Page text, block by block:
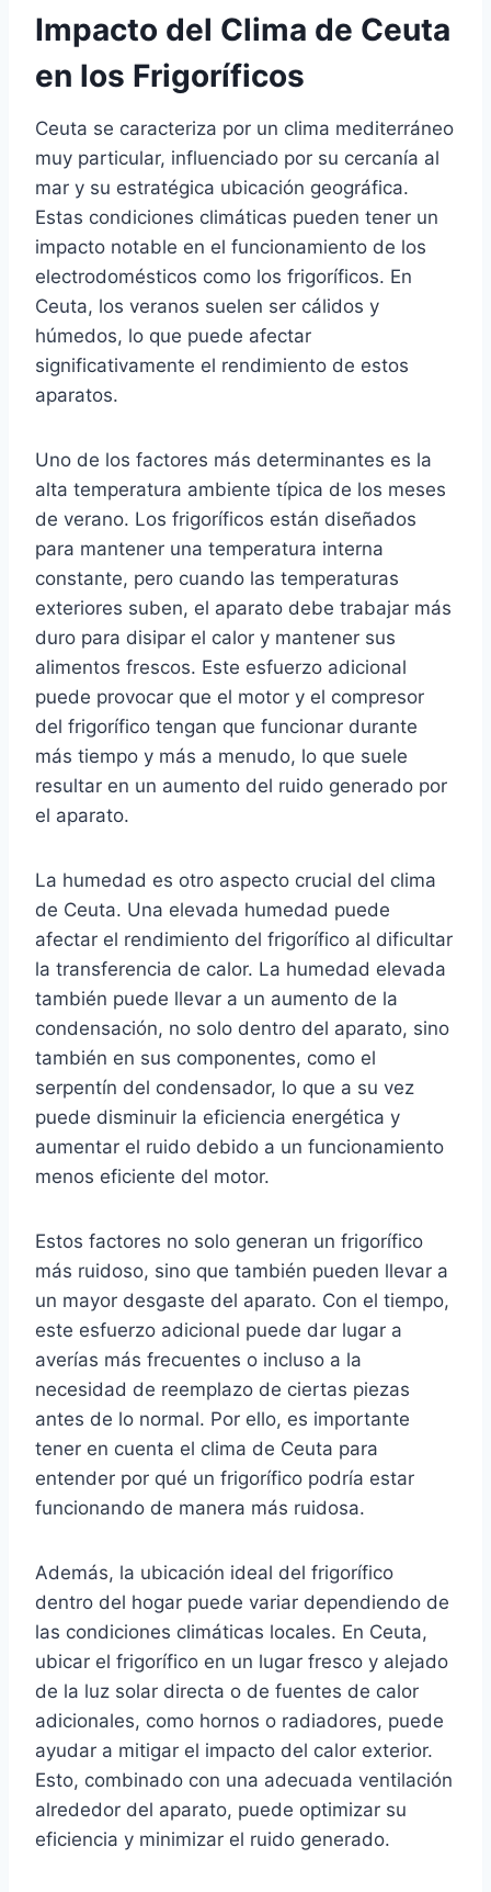
Impacto del Clima de Ceuta
en los Frigoríficos
Ceuta se caracteriza por un clima mediterráneo
muy particular, influenciado por su cercanía al
mar y su estratégica ubicación geográfica.
Estas condiciones climáticas pueden tener un
impacto notable en el funcionamiento de los
electrodomésticos como los frigoríficos. En
Ceuta, los veranos suelen ser cálidos y
húmedos, lo que puede afectar
significativamente el rendimiento de estos
aparatos.
Uno de los factores más determinantes es la
alta temperatura ambiente típica de los meses
de verano. Los frigoríficos están diseñados
para mantener una temperatura interna
constante, pero cuando las temperaturas
exteriores suben, el aparato debe trabajar más
duro para disipar el calor y mantener sus
alimentos frescos. Este esfuerzo adicional
puede provocar que el motor y el compresor
del frigorífico tengan que funcionar durante
más tiempo y más a menudo, lo que suele
resultar en un aumento del ruido generado por
el aparato.
La humedad es otro aspecto crucial del clima
de Ceuta. Una elevada humedad puede
afectar el rendimiento del frigorífico al dificultar
la transferencia de calor. La humedad elevada
también puede llevar a un aumento de la
condensación, no solo dentro del aparato, sino
también en sus componentes, como el
serpentín del condensador, lo que a su vez
puede disminuir la eficiencia energética y
aumentar el ruido debido a un funcionamiento
menos eficiente del motor.
Estos factores no solo generan un frigorífico
más ruidoso, sino que también pueden llevar a
un mayor desgaste del aparato. Con el tiempo,
este esfuerzo adicional puede dar lugar a
averías más frecuentes o incluso a la
necesidad de reemplazo de ciertas piezas
antes de lo normal. Por ello, es importante
tener en cuenta el clima de Ceuta para
entender por qué un frigorífico podría estar
funcionando de manera más ruidosa.
Además, la ubicación ideal del frigorífico
dentro del hogar puede variar dependiendo de
las condiciones climáticas locales. En Ceuta,
ubicar el frigorífico en un lugar fresco y alejado
de la luz solar directa o de fuentes de calor
adicionales, como hornos o radiadores, puede
ayudar a mitigar el impacto del calor exterior.
Esto, combinado con una adecuada ventilación
alrededor del aparato, puede optimizar su
eficiencia y minimizar el ruido generado.